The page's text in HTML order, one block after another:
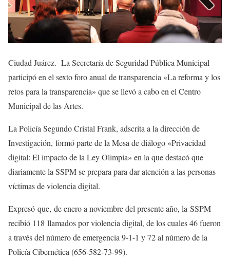
Ciudad Juárez.- La Secretaría de Seguridad Pública Municipal
participó en el sexto foro anual de transparencia «La reforma y los
retos para la transparencia» que se llevó a cabo en el Centro
Municipal de las Artes.
La Policía Segundo Cristal Frank, adscrita a la dirección de
Investigación, formó parte de la Mesa de diálogo «Privacidad
digital: El impacto de la Ley Olimpia» en la que destacó que
diariamente la SSPM se prepara para dar atención a las personas
víctimas de violencia digital.
Expresó que, de enero a noviembre del presente año, la SSPM
recibió 118 llamados por violencia digital, de los cuales 46 fueron
a través del número de emergencia 9-1-1 y 72 al número de la
Policía Cibernética (656-582-73-99).